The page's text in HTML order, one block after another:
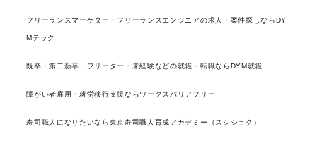
フリーランスマーケター・フリーランスエンジニアの求人・案件探しならDY
Mテック
既卒・第二新卒・フリーター・未経験などの就職・転職ならDYM就職
障がい者雇用・就労移行支援ならワークスバリアフリー
寿司職人になりたいなら東京寿司職人育成アカデミー（スシショク）